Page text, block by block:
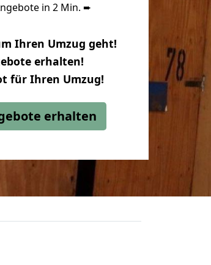
in 2 Min. ➨
Ihren Umzug geht!
erhalten!
für Ihren Umzug!
erhalten